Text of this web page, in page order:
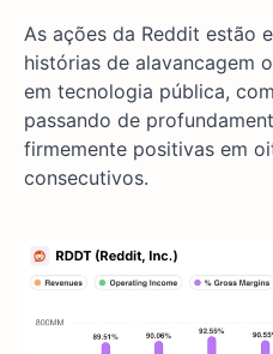
As ações da Reddit estão
histórias de alavancagem
em tecnologia pública,
passando de
firmemente positivas em
consecutivos.